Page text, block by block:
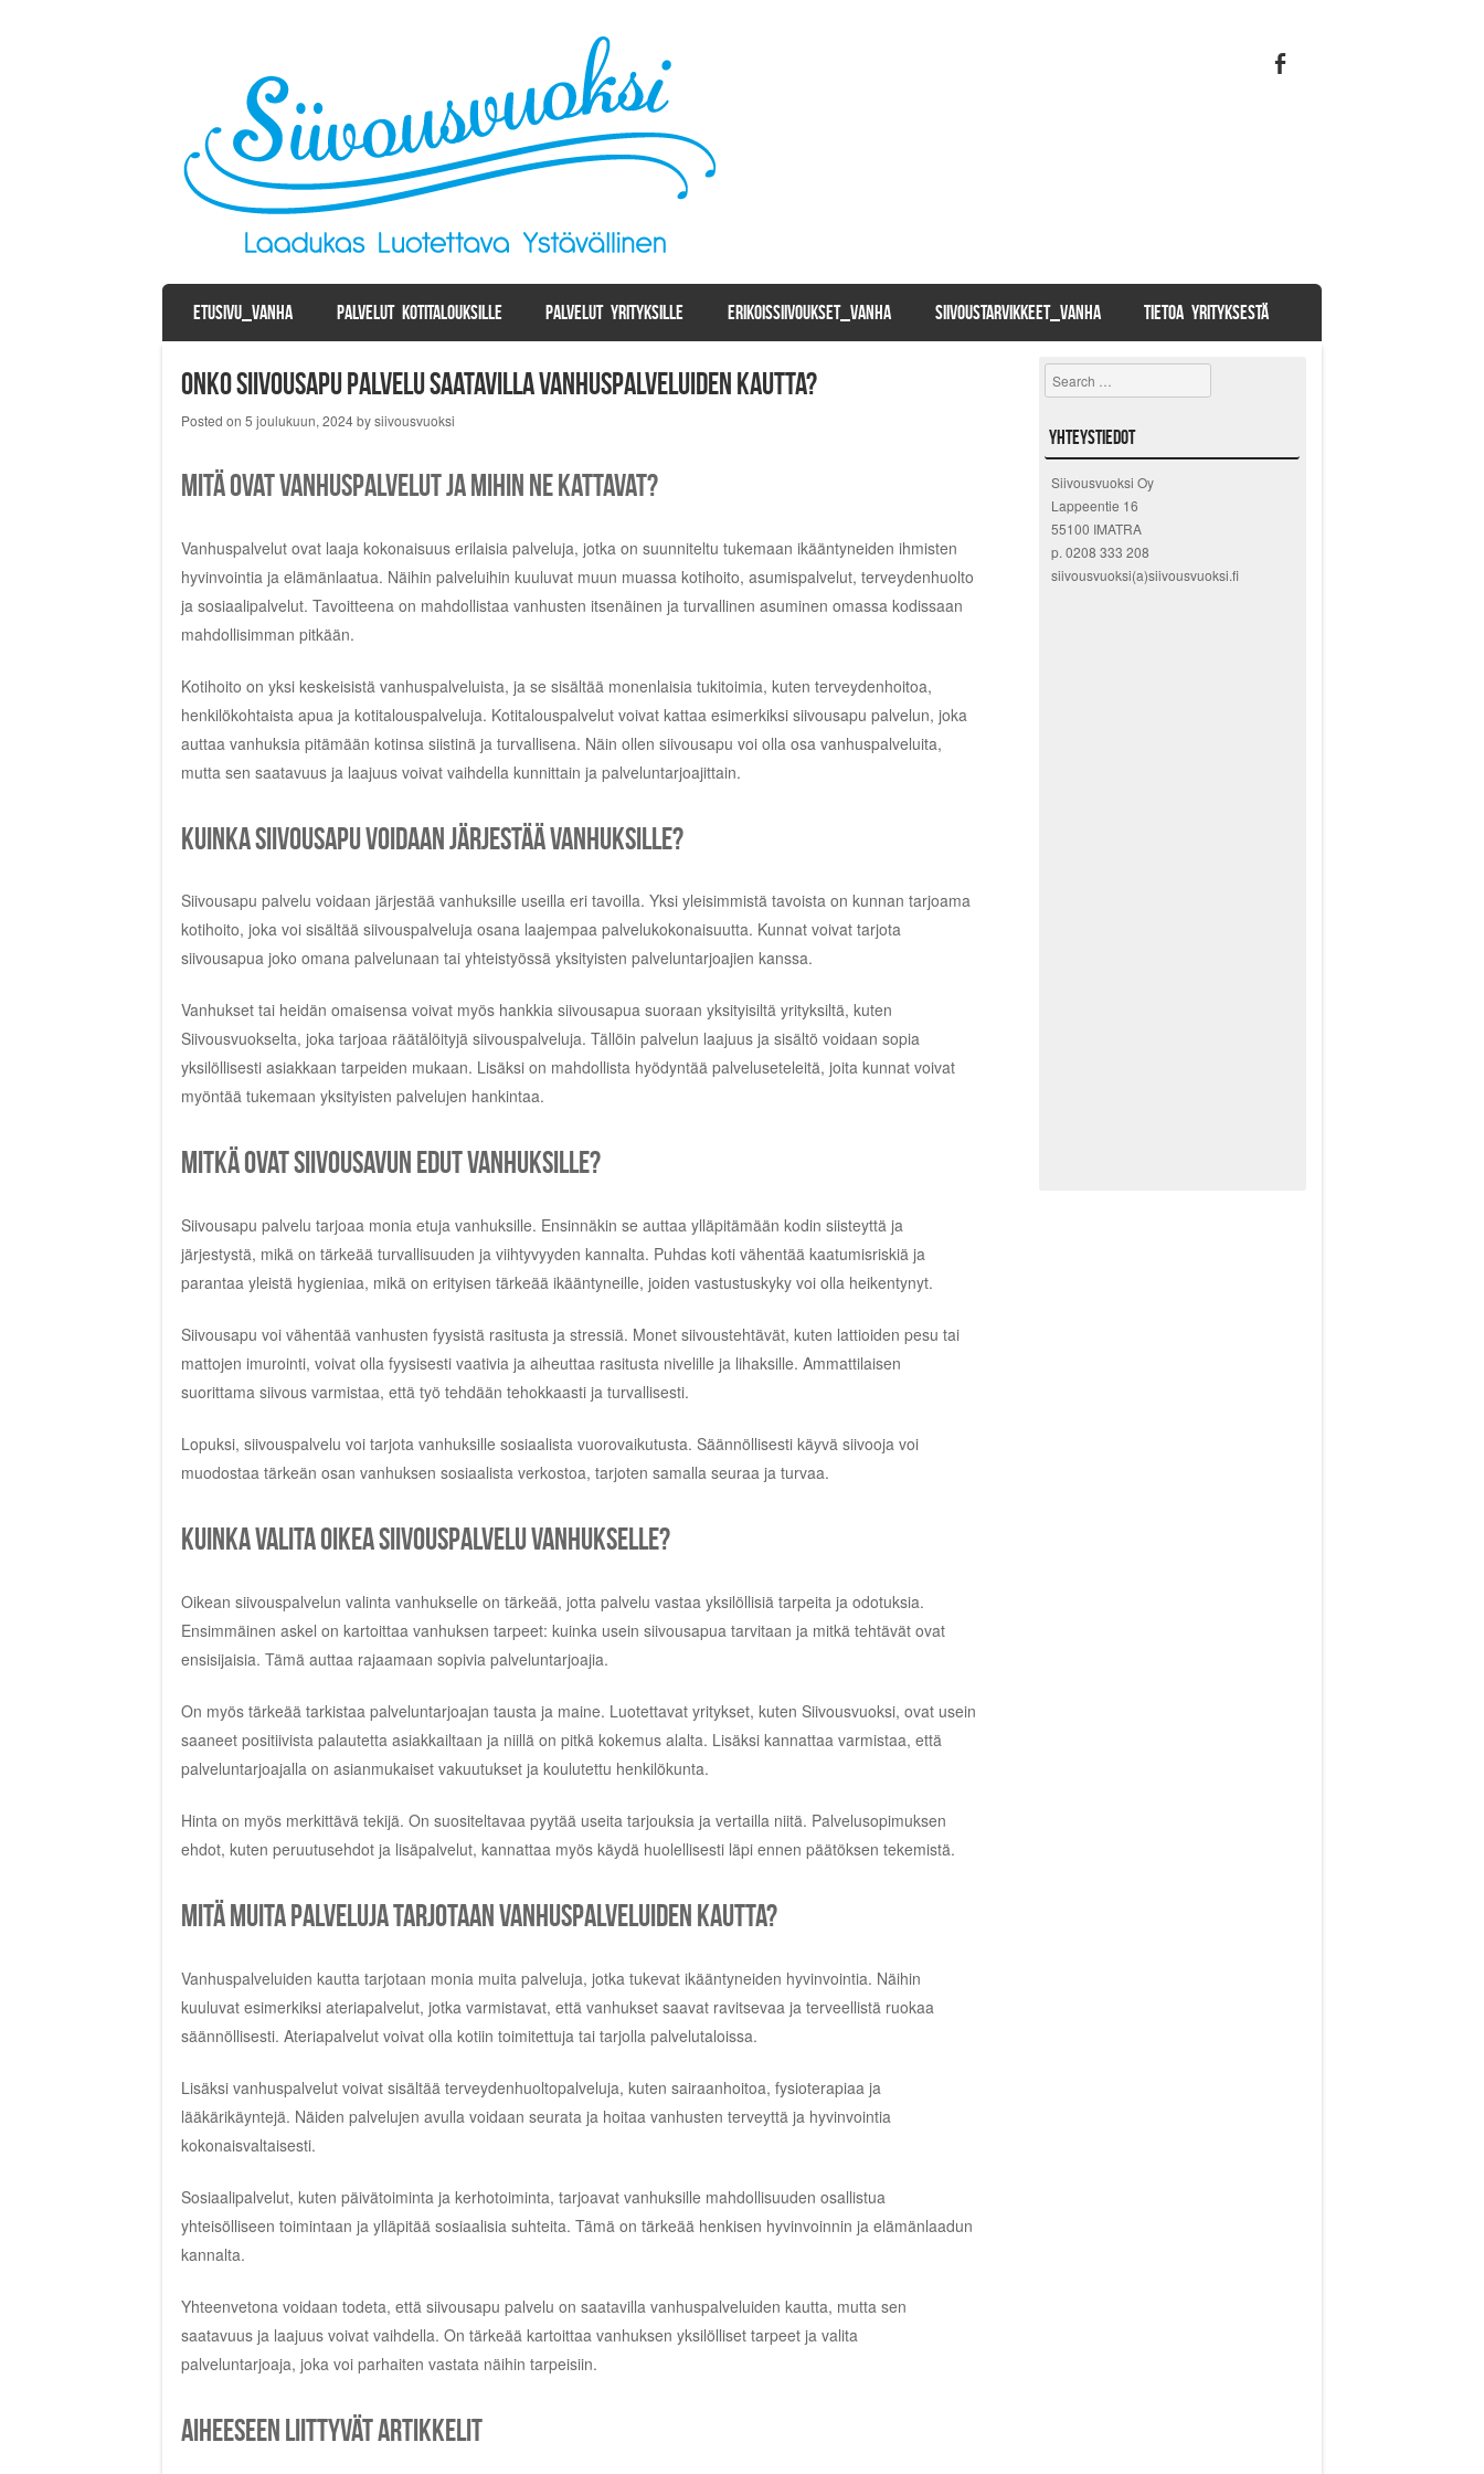
Menu
SKIP TO CONTENT
ETUSIVU_VANHA PALVELUT KOTITALOUKSILLE PALVELUT YRITYKSILLE ERIKOISSIIVOUKSET_VANHA SIIVOUSTARVIKKEET_VANHA TIETOA YRITYKSESTÄ
Onko siivousapu palvelu saatavilla vanhuspalveluiden kautta?
Posted on 5 joulukuun, 2024bysiivousvuoksi
Mitä ovat vanhuspalvelut ja mihin ne kattavat?
Vanhuspalvelut ovat laaja kokonaisuus erilaisia palveluja, jotka on suunniteltu tukemaan ikääntyneiden ihmisten
hyvinvointia ja elämänlaatua. Näihin palveluihin kuuluvat muun muassa kotihoito, asumispalvelut, terveydenhuolto
ja sosiaalipalvelut. Tavoitteena on mahdollistaa vanhusten itsenäinen ja turvallinen asuminen omassa kodissaan
mahdollisimman pitkään.
Kotihoito on yksi keskeisistä vanhuspalveluista, ja se sisältää monenlaisia tukitoimia, kuten terveydenhoitoa,
henkilökohtaista apua ja kotitalouspalveluja. Kotitalouspalvelut voivat kattaa esimerkiksi siivousapu palvelun, joka
auttaa vanhuksia pitämään kotinsa siistinä ja turvallisena. Näin ollen siivousapu voi olla osa vanhuspalveluita,
mutta sen saatavuus ja laajuus voivat vaihdella kunnittain ja palveluntarjoajittain.
Kuinka siivousapu voidaan järjestää vanhuksille?
Siivousapu palvelu voidaan järjestää vanhuksille useilla eri tavoilla. Yksi yleisimmistä tavoista on kunnan tarjoama
kotihoito, joka voi sisältää siivouspalveluja osana laajempaa palvelukokonaisuutta. Kunnat voivat tarjota
siivousapua joko omana palvelunaan tai yhteistyössä yksityisten palveluntarjoajien kanssa.
Vanhukset tai heidän omaisensa voivat myös hankkia siivousapua suoraan yksityisiltä yrityksiltä, kuten
Siivousvuokselta, joka tarjoaa räätälöityjä siivouspalveluja. Tällöin palvelun laajuus ja sisältö voidaan sopia
yksilöllisesti asiakkaan tarpeiden mukaan. Lisäksi on mahdollista hyödyntää palveluseteleitä, joita kunnat voivat
myöntää tukemaan yksityisten palvelujen hankintaa.
Mitkä ovat siivousavun edut vanhuksille?
Siivousapu palvelu tarjoaa monia etuja vanhuksille. Ensinnäkin se auttaa ylläpitämään kodin siisteyttä ja
järjestystä, mikä on tärkeää turvallisuuden ja viihtyvyyden kannalta. Puhdas koti vähentää kaatumisriskiä ja
parantaa yleistä hygieniaa, mikä on erityisen tärkeää ikääntyneille, joiden vastustuskyky voi olla heikentynyt.
Siivousapu voi vähentää vanhusten fyysistä rasitusta ja stressiä. Monet siivoustehtävät, kuten lattioiden pesu tai
mattojen imurointi, voivat olla fyysisesti vaativia ja aiheuttaa rasitusta nivelille ja lihaksille. Ammattilaisen
suorittama siivous varmistaa, että työ tehdään tehokkaasti ja turvallisesti.
Lopuksi, siivouspalvelu voi tarjota vanhuksille sosiaalista vuorovaikutusta. Säännöllisesti käyvä siivooja voi
muodostaa tärkeän osan vanhuksen sosiaalista verkostoa, tarjoten samalla seuraa ja turvaa.
Kuinka valita oikea siivouspalvelu vanhukselle?
Oikean siivouspalvelun valinta vanhukselle on tärkeää, jotta palvelu vastaa yksilöllisiä tarpeita ja odotuksia.
Ensimmäinen askel on kartoittaa vanhuksen tarpeet: kuinka usein siivousapua tarvitaan ja mitkä tehtävät ovat
ensisijaisia. Tämä auttaa rajaamaan sopivia palveluntarjoajia.
On myös tärkeää tarkistaa palveluntarjoajan tausta ja maine. Luotettavat yritykset, kuten Siivousvuoksi, ovat usein
saaneet positiivista palautetta asiakkailtaan ja niillä on pitkä kokemus alalta. Lisäksi kannattaa varmistaa, että
palveluntarjoajalla on asianmukaiset vakuutukset ja koulutettu henkilökunta.
Hinta on myös merkittävä tekijä. On suositeltavaa pyytää useita tarjouksia ja vertailla niitä. Palvelusopimuksen
ehdot, kuten peruutusehdot ja lisäpalvelut, kannattaa myös käydä huolellisesti läpi ennen päätöksen tekemistä.
Mitä muita palveluja tarjotaan vanhuspalveluiden kautta?
Vanhuspalveluiden kautta tarjotaan monia muita palveluja, jotka tukevat ikääntyneiden hyvinvointia. Näihin
kuuluvat esimerkiksi ateriapalvelut, jotka varmistavat, että vanhukset saavat ravitsevaa ja terveellistä ruokaa
säännöllisesti. Ateriapalvelut voivat olla kotiin toimitettuja tai tarjolla palvelutaloissa.
Lisäksi vanhuspalvelut voivat sisältää terveydenhuoltopalveluja, kuten sairaanhoitoa, fysioterapiaa ja
lääkärikäyntejä. Näiden palvelujen avulla voidaan seurata ja hoitaa vanhusten terveyttä ja hyvinvointia
kokonaisvaltaisesti.
Sosiaalipalvelut, kuten päivätoiminta ja kerhotoiminta, tarjoavat vanhuksille mahdollisuuden osallistua
yhteisölliseen toimintaan ja ylläpitää sosiaalisia suhteita. Tämä on tärkeää henkisen hyvinvoinnin ja elämänlaadun
kannalta.
Yhteenvetona voidaan todeta, että siivousapu palvelu on saatavilla vanhuspalveluiden kautta, mutta sen
saatavuus ja laajuus voivat vaihdella. On tärkeää kartoittaa vanhuksen yksilölliset tarpeet ja valita
palveluntarjoaja, joka voi parhaiten vastata näihin tarpeisiin.
Aiheeseen liittyvät artikkelit
Search
Yhteystiedot
Siivousvuoksi Oy
Lappeentie 16
55100 IMATRA
p. 0208 333 208
siivousvuoksi(a)siivousvuoksi.fi